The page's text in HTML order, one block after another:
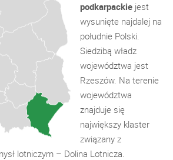
podkarpackie jest
wysunięte najdalej na
południe Polski.
Siedzibą władz
województwa jest
Rzeszów. Na terenie
województwa
znajduje się
największy klaster
związany z
lotniczym – Dolina Lotnicza.